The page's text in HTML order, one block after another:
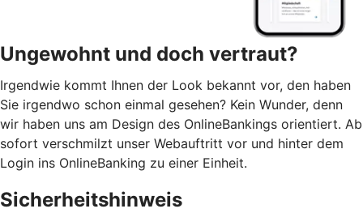
Ungewohnt und doch vertraut?
Irgendwie kommt Ihnen der Look bekannt vor, den haben
Sie irgendwo schon einmal gesehen? Kein Wunder, denn
wir haben uns am Design des OnlineBankings orientiert. Ab
sofort verschmilzt unser Webauftritt vor und hinter dem
Login ins OnlineBanking zu einer Einheit.
Sicherheitshinweis